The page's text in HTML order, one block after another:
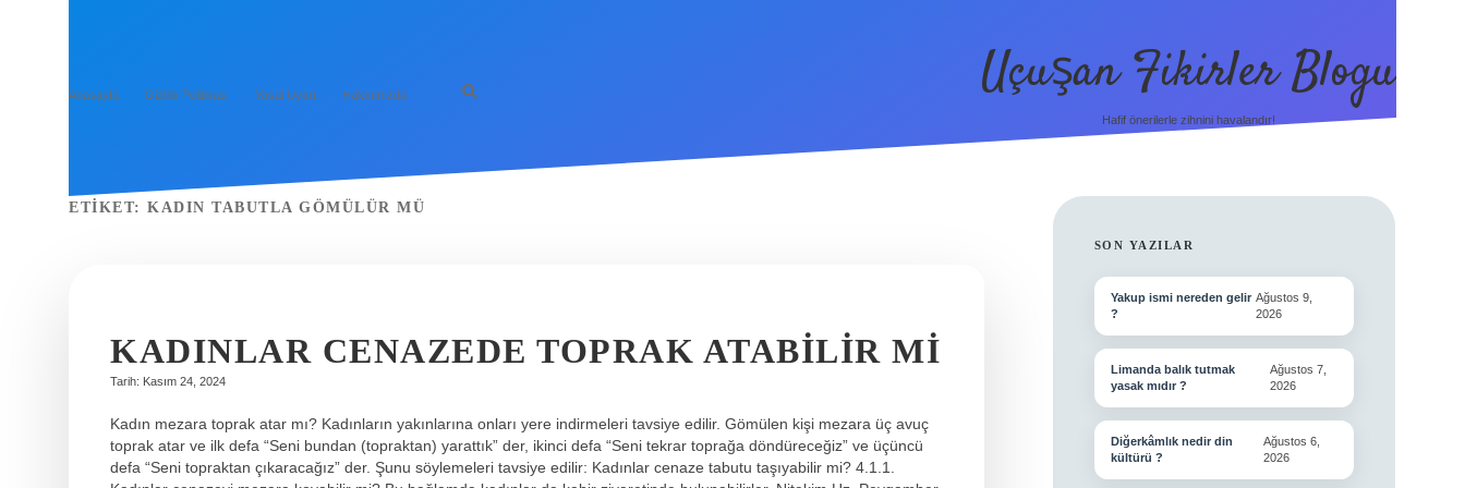
Anasayfa Gizlilik Politikası Yasal Uyarı Hakkımızda Uçuşan Fikirler Blogu
Hafif önerilerle zihnini havalandır!
ETIKET: KADIN TABUTLA GÖMÜLÜR MÜ
KADINLAR CENAZEDE TOPRAK ATABILIR MI
Tarih: Kasım 24, 2024
Kadın mezara toprak atar mı? Kadınların yakınlarına onları yere indirmeleri tavsiye edilir. Gömülen kişi mezara üç avuç
toprak atar ve ilk defa “Seni bundan (topraktan) yarattık” der, ikinci defa “Seni tekrar toprağa döndüreceğiz” ve üçüncü
defa “Seni topraktan çıkaracağız” der. Şunu söylemeleri tavsiye edilir: Kadınlar cenaze tabutu taşıyabilir mi? 4.1.1.
SIDEBAR
SON YAZILAR
Yakup ismi nereden gelir
?
Ağustos 9,
2026
Limanda balık tutmak
yasak mıdır ?
Ağustos 7,
2026
Diğerkâmlık nedir din
kültürü ?
Ağustos 6,
2026